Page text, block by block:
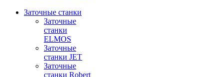
Заточные станки
Заточные
станки
ELMOS
Заточные
станки JET
Заточные
станки Robert